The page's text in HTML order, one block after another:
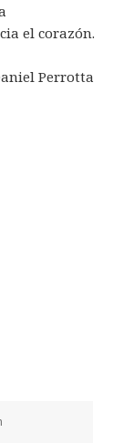
el corazón.
Perrotta